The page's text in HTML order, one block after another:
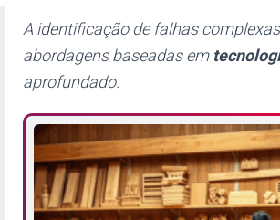
A identificação de falhas
abordagens baseadas em
aprofundado.